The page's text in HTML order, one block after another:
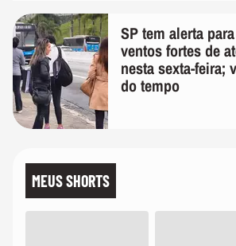
SP tem alerta
ventos fortes de
nesta sexta-feira;
do tempo
MEUS SHORTS